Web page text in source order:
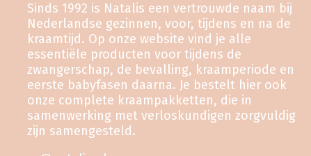
Sinds 1992 is Natalis een vertrouwde naam bij
Nederlandse gezinnen, voor, tijdens en na de
kraamtijd. Op onze website vind je alle
essentiële producten voor tijdens de
zwangerschap, de bevalling, kraamperiode en
eerste babyfasen daarna. Je bestelt hier ook
onze complete kraampakketten, die in
samenwerking met verloskundigen zorgvuldig
zijn samengesteld.